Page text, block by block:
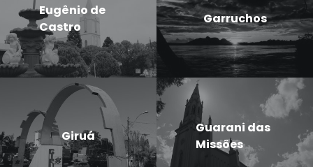
Eugênio de
Castro
Garruchos
Giruá
Guarani das
Missões